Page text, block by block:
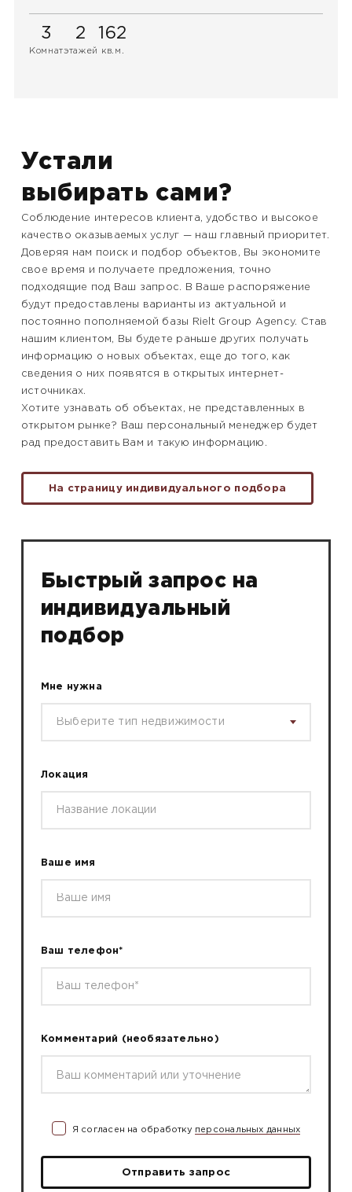
3
Комнат
2
этажей
162
кв.м.
Устали
выбирать сами?
Соблюдение интересов клиента, удобство и высокое
качество оказываемых услуг — наш главный приоритет.
Доверяя нам поиск и подбор объектов, Вы экономите
свое время и получаете предложения, точно
подходящие под Ваш запрос. В Ваше распоряжение
будут предоставлены варианты из актуальной и
постоянно пополняемой базы Rielt Group Agency. Став
нашим клиентом, Вы будете раньше других получать
информацию о новых объектах, еще до того, как
сведения о них появятся в открытых интернет-
источниках.
Хотите узнавать об объектах, не представленных в
открытом рынке? Ваш персональный менеджер будет
рад предоставить Вам и такую информацию.
На страницу индивидуального подбора
Быстрый запрос на
индивидуальный
подбор
Мне нужна
Выберите тип недвижимости
Локация
Ваше имя
Ваш телефон*
Комментарий (необязательно)
Я согласен на обработку персональных данных
Отправить запрос